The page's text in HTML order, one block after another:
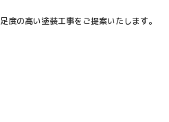
度の高い塗装工事をご提案いたします。